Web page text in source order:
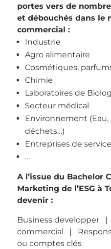
portes vers de
et débouchés dans le
commercial :
Industrie
Agro alimentaire
Cosmétiques,
Chimie
Laboratoires de
Secteur médical
Environnement
déchets…)
Entreprises de
…
A l’issue du Bachelor
Marketing de l’ESG à
devenir :
Business developper |
commercial |
ou comptes clés